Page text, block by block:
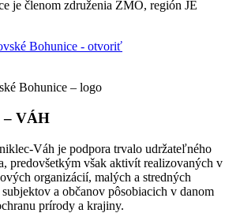
je členom združenia ZMO, región JE
Bohunice – logo
– VÁH
Váh je podpora trvalo udržateľného
predovšetkým však aktivít realizovaných v
organizácií, malých a stredných
a občanov pôsobiacich v danom
prírody a krajiny.